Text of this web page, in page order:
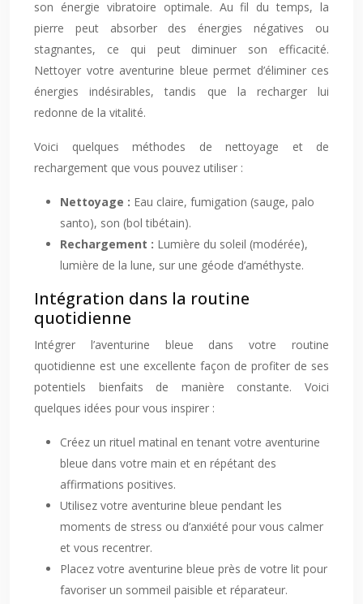
son énergie vibratoire optimale. Au fil du temps, la
pierre peut absorber des énergies négatives ou
stagnantes, ce qui peut diminuer son efficacité.
Nettoyer votre aventurine bleue permet d’éliminer ces
énergies indésirables, tandis que la recharger lui
redonne de la vitalité.
Voici quelques méthodes de nettoyage et de
rechargement que vous pouvez utiliser :
Nettoyage : Eau claire, fumigation (sauge, palo
santo), son (bol tibétain).
Rechargement : Lumière du soleil (modérée),
lumière de la lune, sur une géode d’améthyste.
Intégration dans la routine
quotidienne
Intégrer l’aventurine bleue dans votre routine
quotidienne est une excellente façon de profiter de ses
potentiels bienfaits de manière constante. Voici
quelques idées pour vous inspirer :
Créez un rituel matinal en tenant votre aventurine
bleue dans votre main et en répétant des
affirmations positives.
Utilisez votre aventurine bleue pendant les
moments de stress ou d’anxiété pour vous calmer
et vous recentrer.
Placez votre aventurine bleue près de votre lit pour
favoriser un sommeil paisible et réparateur.